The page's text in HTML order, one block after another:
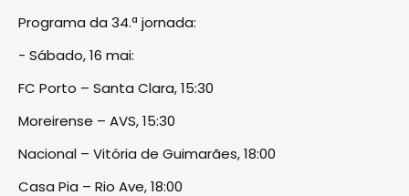
Programa da 34.ª jornada:
- Sábado, 16 mai:
FC Porto – Santa Clara, 15:30
Moreirense – AVS, 15:30
Nacional – Vitória de Guimarães, 18:00
Casa Pia – Rio Ave, 18:00